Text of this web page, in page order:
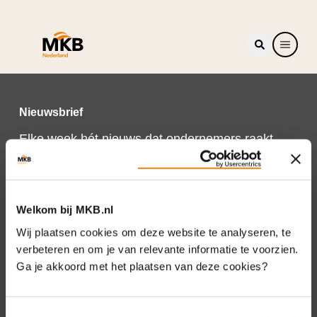
Welkom bij MKB.nl
Wij plaatsen cookies om deze website te analyseren, te
verbeteren en om je van relevante informatie te voorzien.
Ga je akkoord met het plaatsen van deze cookies?
Nieuwsbrief
Elke week hét nieuws dat ondernemers raakt.
Schrijf je nu in voor de MKB-Nederland
nieuwsbrief.
Schrijf je in
Direct naar
Over ons